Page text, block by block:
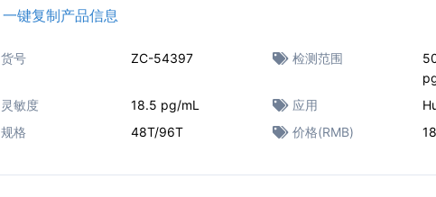
一键复制产品信息
货号 ZC-54397 检测范围
灵敏度
18.5 pg/mL 应用
规格
48T/96T 价格(RMB)